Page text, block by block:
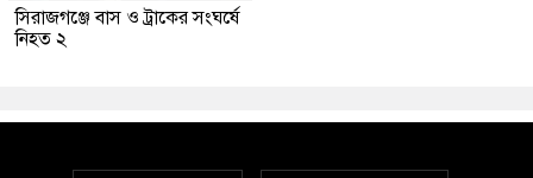
সিরাজগঞ্জে বাস ও ট্রাকের সংঘর্ষে
নিহত ২